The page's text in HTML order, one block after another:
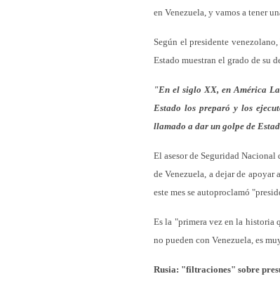
en Venezuela, y vamos a tener
Según el presidente
Estado muestran el grado de su
"En el siglo XX, en América
Estado los preparó y los
llamado a dar un golpe de
El asesor de Seguridad
de Venezuela, a dejar de
este mes se autoproclamó
Es la "primera vez en la historia
no pueden con Venezuela, es
Rusia: "filtraciones" sobre